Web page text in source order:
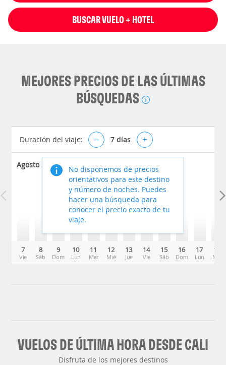
BUSCAR VUELO + HOTEL
MEJORES PRECIOS DE LAS ÚLTIMAS
BÚSQUEDAS
Duración del viaje: – 7 días +
Agosto 2026
7
Vie
8
Sáb
9
Dom
10
Lun
11
Mar
12
Mié
13
Jue
14
Vie
15
Sáb
16
Dom
17
Lun
18
Mar
No disponemos de precios
orientativos para este destino
y número de noches. Puedes
hacer una búsqueda para
conocer el precio exacto de tu
viaje.
VUELOS DE ÚLTIMA HORA DESDE CALI
Disfruta de los mejores destinos